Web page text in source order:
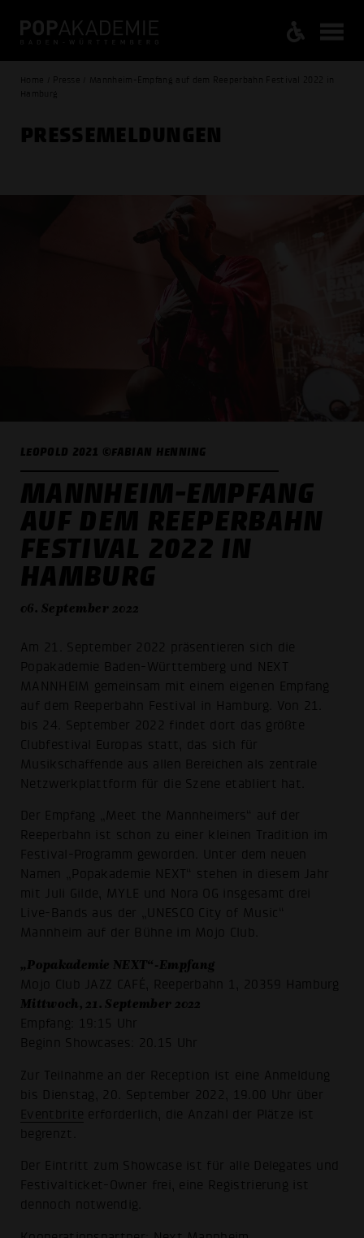
Home / Presse / Mannheim-Empfang auf dem Reeperbahn Festival 2022 in
Hamburg
PRESSE­MELDUNGEN
LEOPOLD 2021 ©FABIAN HENNING
MANNHEIM-EMPFANG
AUF DEM REEPERBAHN
FESTIVAL 2022 IN
HAMBURG
06. September 2022
Am 21. September 2022 präsentieren sich die
Popakademie Baden-Württemberg und NEXT
MANNHEIM gemeinsam mit einem eigenen Empfang
auf dem Reeperbahn Festival in Hamburg. Von 21.
bis 24. September 2022 findet dort das größte
Clubfestival Europas statt, das sich für
Musikschaffende aus allen Bereichen als zentrale
Netzwerkplattform für die Szene etabliert hat.
Der Empfang „Meet the Mannheimers“ auf der
Reeperbahn ist schon zu einer kleinen Tradition im
Festival-Programm geworden. Unter dem neuen
Namen „Popakademie NEXT“ stehen in diesem Jahr
mit Juli Gilde, MYLE und Nora OG insgesamt drei
Live-Bands aus der „UNESCO City of Music“
Mannheim auf der Bühne im Mojo Club.
„Popakademie NEXT“-Empfang
Mojo Club JAZZ CAFÉ, Reeperbahn 1, 20359 Hamburg
Mittwoch, 21. September 2022
Empfang: 19:15 Uhr
Beginn Showcases: 20.15 Uhr
Zur Teilnahme an der Reception ist eine Anmeldung
bis Dienstag, 20. September 2022, 19.00 Uhr über
Eventbrite erforderlich, die Anzahl der Plätze ist
begrenzt.
Der Eintritt zum Showcase ist für alle Delegates und
Festivalticket-Owner frei, eine Registrierung ist
dennoch notwendig.